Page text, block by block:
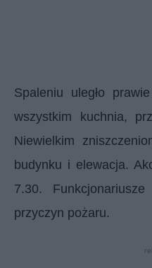
Spaleniu uległo
wszystkim kuchnia,
Niewielkim
budynku i elewacja.
7.30.
przyczyn pożaru.